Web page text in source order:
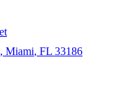
, Miami, FL 33186